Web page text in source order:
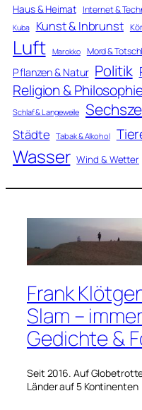
Haus & Heimat Internet &
Kuba Kunst & Inbrunst
Luft Marokko Mord &
Pflanzen & Natur Politik
Religion &
Schlaf & Langeweile
Städte Tabak & Alkohol
Wasser Wind & Wetter
Frank
Slam –
Gedichte &
Seit 2016. Auf
Länder auf 5 Kontinenten